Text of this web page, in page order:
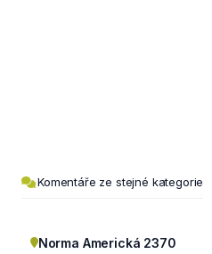
Komentáře ze stejné kategorie
Norma Americká 2370